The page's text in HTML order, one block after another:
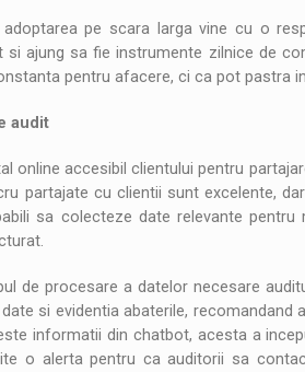
pe scara larga vine cu o
ajung sa fie instrumente zilnice de
pentru afacere, ci ca pot pastra
audit
online accesibil clientului pentru
partajate cu clientii sunt excelente,
sa colecteze date relevante
de procesare a datelor necesare
si evidentia abaterile, recomandand
informatii din chatbot, acesta a
o alerta pentru ca auditorii sa